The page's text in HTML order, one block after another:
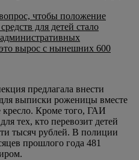
чтобы положение
для детей стало
вырос с нынешних 600
предлагала внести
выписки роженицы вместе
кресло. Кроме того, ГАИ
тех, кто перевозит детей
тысяч рублей. В полиции
прошлого года 481